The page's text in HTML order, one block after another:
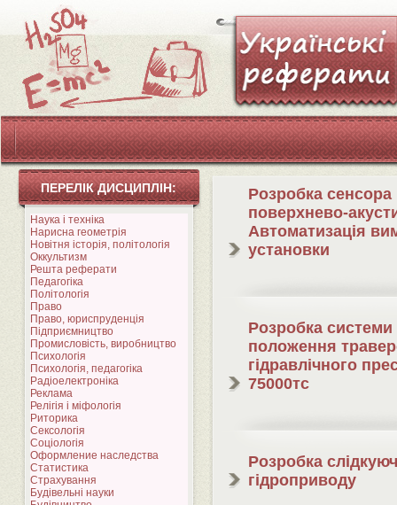
ПЕРЕЛІК ДИСЦИПЛІН:
Наука і техніка
Нарисна геометрія
Новітня історія, політологія
Оккультизм
Решта реферати
Педагогіка
Політологія
Право
Право, юриспруденція
Підприємництво
Промисловість, виробництво
Психологія
Психологія, педагогіка
Радіоелектроніка
Реклама
Релігія і міфологія
Риторика
Сексологія
Соціологія
Оформление наследства
Статистика
Страхування
Будівельні науки
Розробка сенсора
поверхнево-
Автоматизація
установки
Розробка системи
положення
гідравлічного
75000тс
Розробка
гідроприводу